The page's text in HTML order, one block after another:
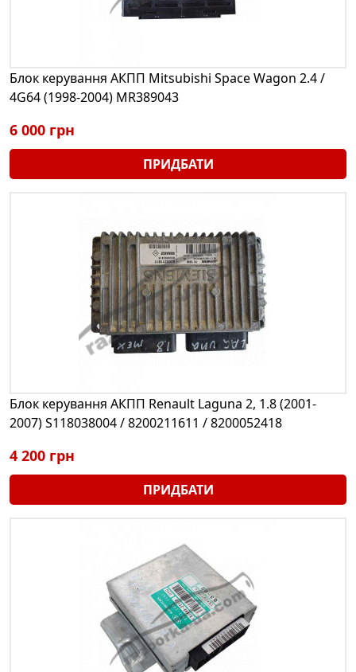
Блок керування АКПП Mitsubishi Space Wagon 2.4 /
4G64 (1998-2004) MR389043
6 000 грн
ПРИДБАТИ
Блок керування АКПП Renault Laguna 2, 1.8 (2001-
2007) S118038004 / 8200211611 / 8200052418
4 200 грн
ПРИДБАТИ